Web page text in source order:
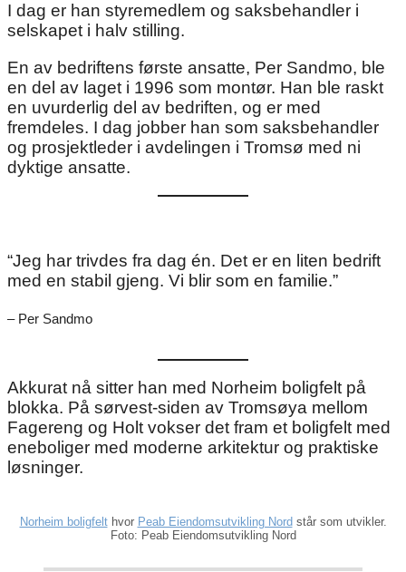
I dag er han styremedlem og saksbehandler i
selskapet i halv stilling.
En av bedriftens første ansatte, Per Sandmo, ble
en del av laget i 1996 som montør. Han ble raskt
en uvurderlig del av bedriften, og er med
fremdeles. I dag jobber han som saksbehandler
og prosjektleder i avdelingen i Tromsø med ni
dyktige ansatte.
“Jeg har trivdes fra dag én. Det er en liten bedrift
med en stabil gjeng. Vi blir som en familie.”
– Per Sandmo
Akkurat nå sitter han med Norheim boligfelt på
blokka. På sørvest-siden av Tromsøya mellom
Fagereng og Holt vokser det fram et boligfelt med
eneboliger med moderne arkitektur og praktiske
løsninger.
Norheim boligfelthvor Peab Eiendomsutvikling Nordstår som utvikler.
Foto: Peab Eiendomsutvikling Nord